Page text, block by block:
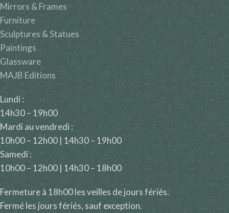
Mirrors & Frames
Furniture
Sculptures & Statues
Paintings
Glassware
MAJB Editions
Lundi :
14h30 – 19h00
Mardi au vendredi :
10h00 – 12h00 | 14h30 – 19h00
Samedi :
10h00 – 12h00 | 14h30 – 18h00
Fermeture à 18h00 les veilles de jours fériés.
Fermé les jours fériés, sauf exception.